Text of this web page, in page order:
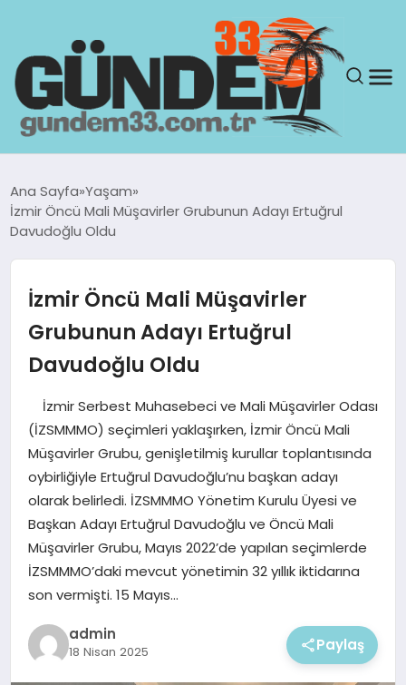
GÜNDEM
TEKNOLOJI
EKONOMI
MAGAZIN
Ana Sayfa Yaşam
İzmir Öncü Mali Müşavirler Grubunun Adayı Ertuğrul
Davudoğlu Oldu
İzmir Öncü Mali Müşavirler
Grubunun Adayı Ertuğrul
Davudoğlu Oldu
İzmir Serbest Muhasebeci ve Mali Müşavirler Odası
(İZSMMMO) seçimleri yaklaşırken, İzmir Öncü Mali
Müşavirler Grubu, genişletilmiş kurullar toplantısında
oybirliğiyle Ertuğrul Davudoğlu’nu başkan adayı
olarak belirledi. İZSMMMO Yönetim Kurulu Üyesi ve
Başkan Adayı Ertuğrul Davudoğlu ve Öncü Mali
Müşavirler Grubu, Mayıs 2022’de yapılan seçimlerde
İZSMMMO’daki mevcut yönetimin 32 yıllık iktidarına
son vermişti. 15 Mayıs…
admin
18 Nisan 2025 Paylaş